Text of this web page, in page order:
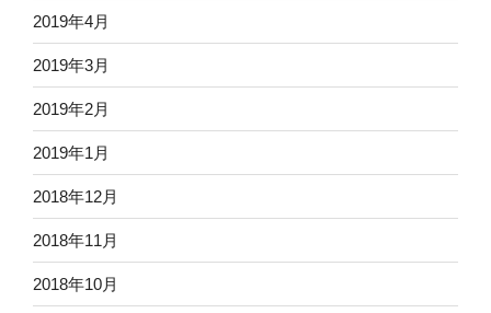
2019年4月
2019年3月
2019年2月
2019年1月
2018年12月
2018年11月
2018年10月